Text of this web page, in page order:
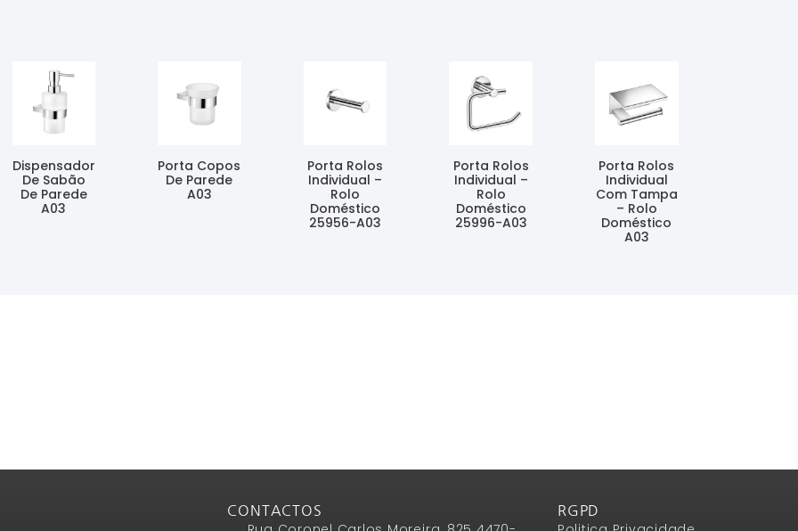
Dispensador
De Sabão
De Parede
A03
Porta Copos
De Parede
A03
Porta Rolos
Individual –
Rolo
Doméstico
25956-A03
Porta Rolos
Individual –
Rolo
Doméstico
25996-A03
Porta Rolos
Individual
Com Tampa
– Rolo
Doméstico
A03
CONTACTOS RGPD